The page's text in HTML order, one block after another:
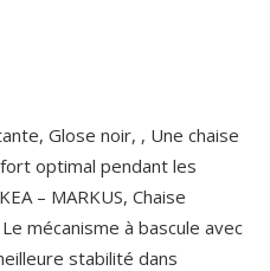
Glose noir, , Une chaise
optimal pendant les
– MARKUS, Chaise
mécanisme à bascule avec
stabilité dans